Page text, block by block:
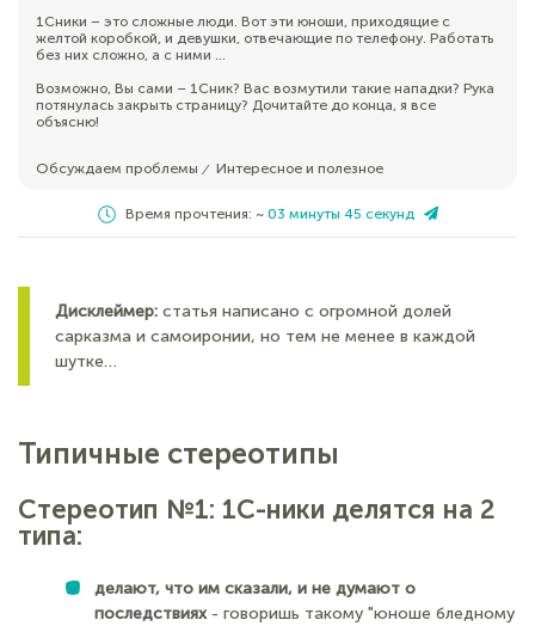
1Сники – это сложные люди. Вот эти юноши, приходящие с
желтой коробкой, и девушки, отвечающие по телефону. Работать
без них сложно, а с ними …
Возможно, Вы сами – 1Сник? Вас возмутили такие нападки? Рука
потянулась закрыть страницу? Дочитайте до конца, я все
объясню!
Обсуждаем проблемы ⁄ Интересное и полезное
Время прочтения: ~ 03 минуты 45 секунд
Дисклеймер: статья написано с огромной долей
сарказма и самоиронии, но тем не менее в каждой
шутке…
Типичные стереотипы
Стереотип №1: 1С-ники делятся на 2
типа:
делают, что им сказали, и не думают о
последствиях- говоришь такому "юноше бледному